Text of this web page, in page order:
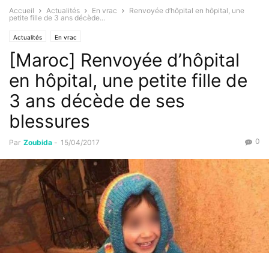
Accueil Actualités En vrac
Renvoyée d’hôpital en hôpital, une
petite fille de 3 ans décède...
Actualités En vrac
[Maroc] Renvoyée d’hôpital
en hôpital, une petite fille de
3 ans décède de ses
blessures
Par Zoubida - 15/04/2017 0